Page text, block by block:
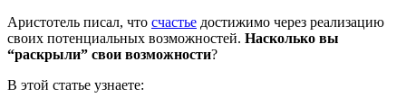
Аристотель писал, что счастье достижимо через реализацию
своих потенциальных возможностей. Насколько вы
“раскрыли” свои возможности?
В этой статье узнаете: